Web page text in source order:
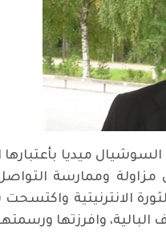
ميديا
وممارسة التواصل
الانترنيتية
البالية، وافرزتها